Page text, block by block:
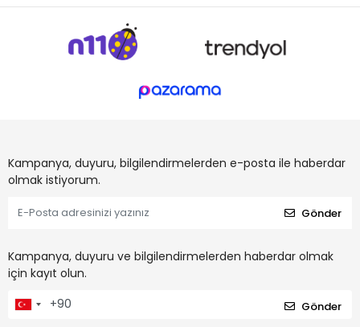
Kampanya, duyuru, bilgilendirmelerden e-posta ile haberdar
olmak istiyorum.
Gönder
Kampanya, duyuru ve bilgilendirmelerden haberdar olmak
için kayıt olun.
Gönder